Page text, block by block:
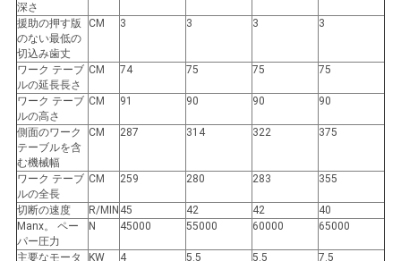
地
図
PRIVACY
POLICY
深さ
援助の押す版
のない最低の
切込み歯丈
CM 3 3 3 3
ワーク テーブ
ルの延長長さ
CM 74 75 75 75
ワーク テーブ
ルの高さ
CM 91 90 90 90
側面のワーク
テーブルを含
む機械幅
CM 287 314 322 375
ワーク テーブ
ルの全長
CM 259 280 283 355
切断の速度 R/MIN 45 42 42
40
Manx。 ペー
パー圧力
N 45000 55000 60000 65000
主要なモータ
KW 4 5.5 5.5 7.5